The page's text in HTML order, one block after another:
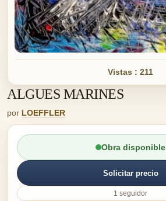
Vistas : 211
ALGUES MARINES
por LOEFFLER
Obra disponible
Solicitar precio
1 seguidor